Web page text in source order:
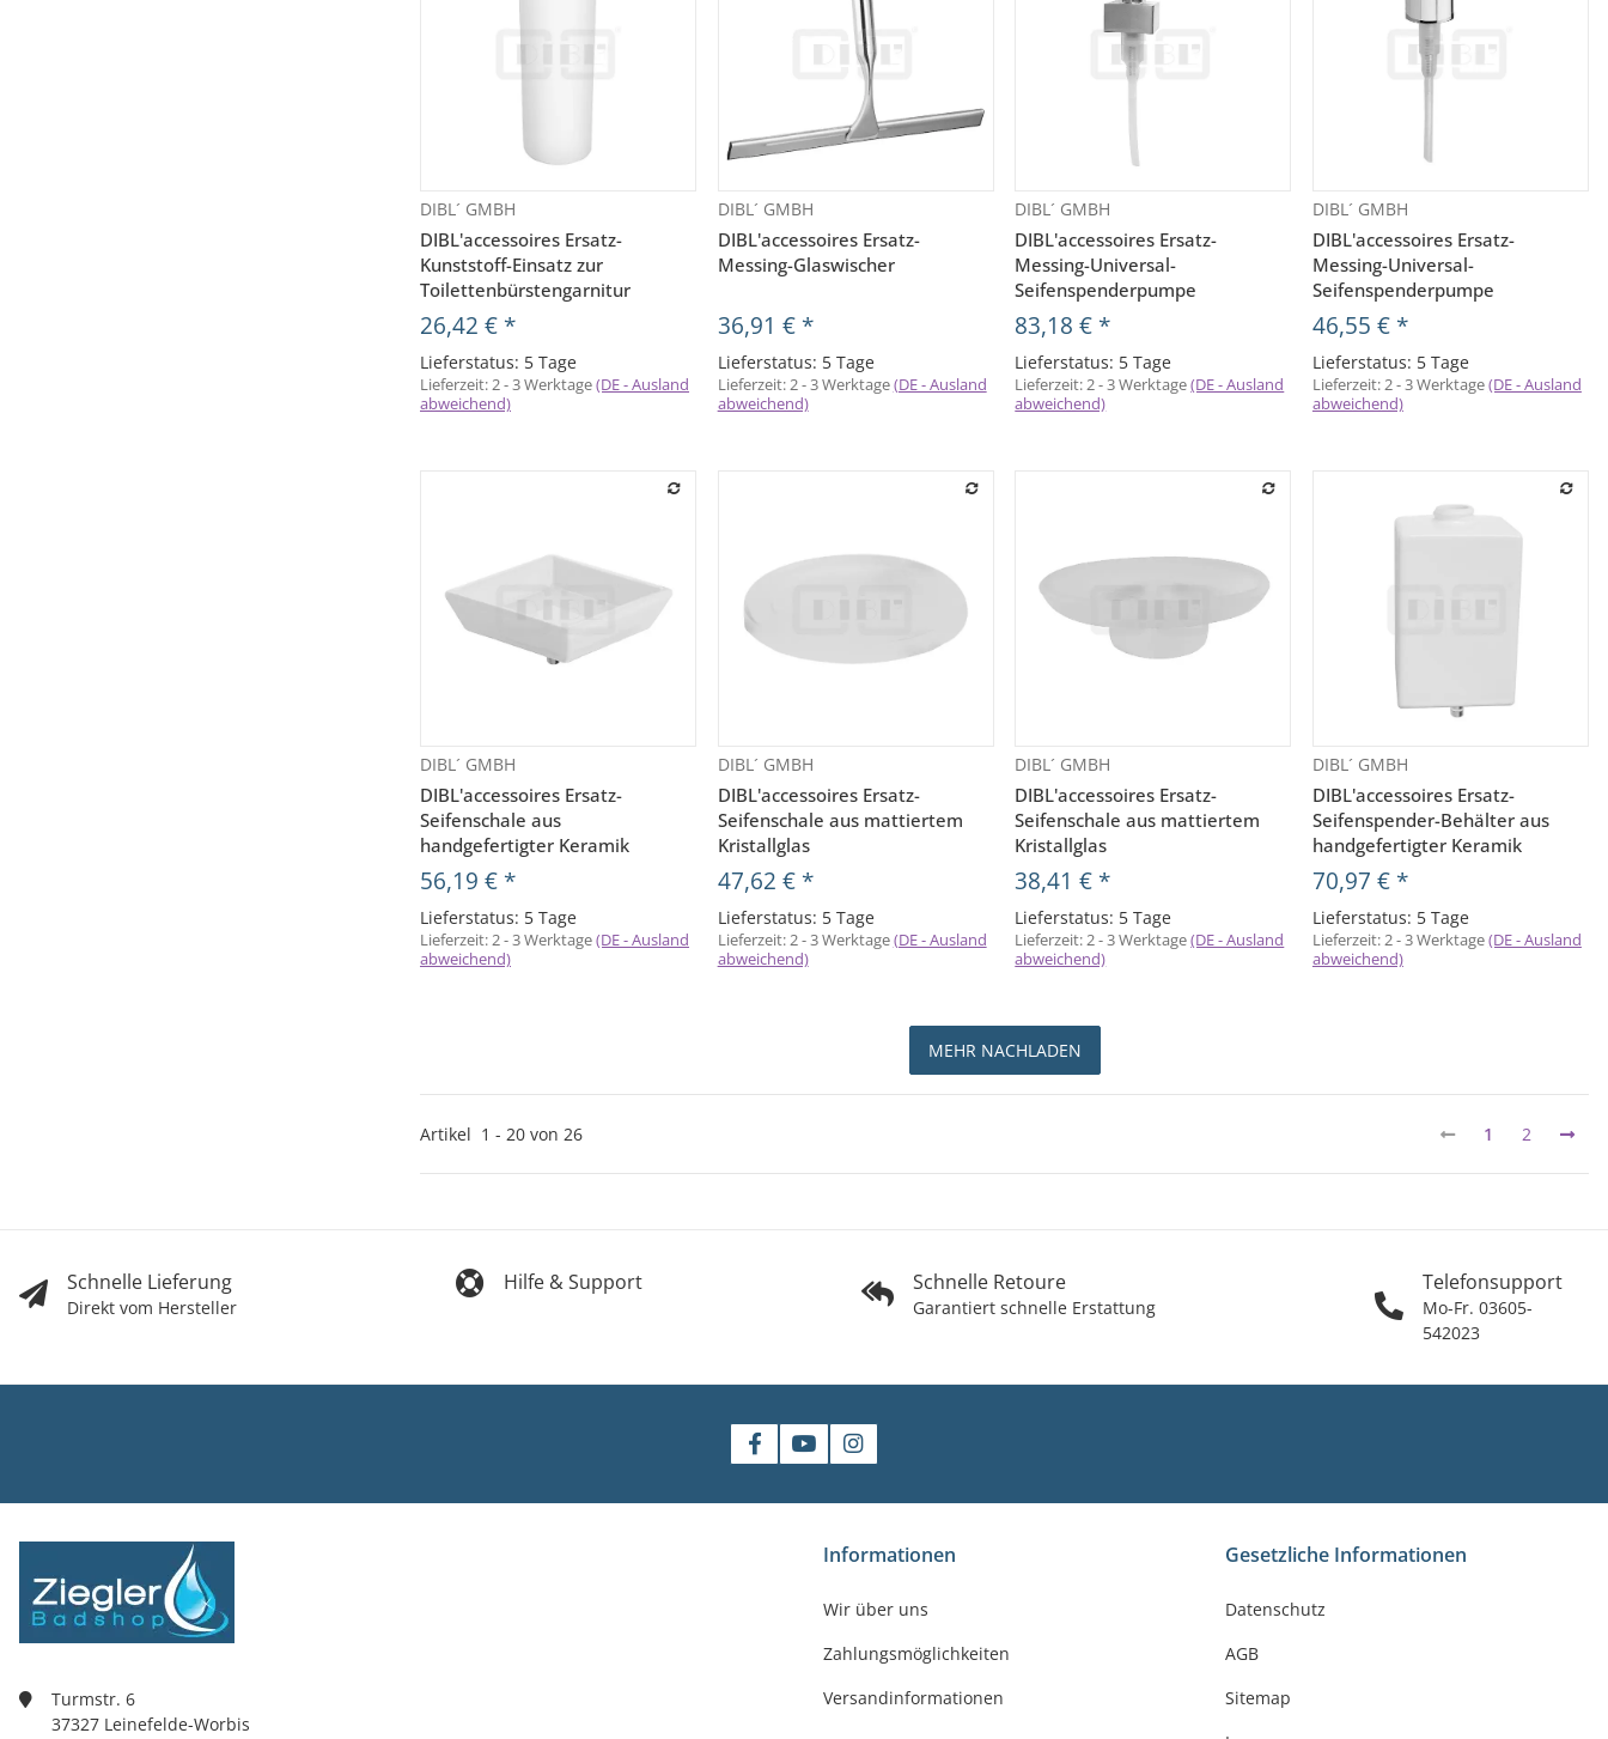
DIBL´ GMBH
DIBL'accessoires Ersatz-
Kunststoff-Einsatz zur
Toilettenbürstengarnitur
26,42 € *
Lieferstatus: 5 Tage
Lieferzeit:2 - 3 Werktage(DE - Ausland
abweichend)
DIBL´ GMBH
DIBL'accessoires Ersatz-
Messing-Glaswischer
36,91 € *
Lieferstatus: 5 Tage
Lieferzeit:2 - 3 Werktage(DE - Ausland
abweichend)
DIBL´ GMBH
DIBL'accessoires Ersatz-
Messing-Universal-
Seifenspenderpumpe
83,18 € *
Lieferstatus: 5 Tage
Lieferzeit:2 - 3 Werktage(DE - Ausland
abweichend)
DIBL´ GMBH
DIBL'accessoires Ersatz-
Messing-Universal-
Seifenspenderpumpe
46,55 € *
Lieferstatus: 5 Tage
Lieferzeit:2 - 3 Werktage(DE - Ausland
abweichend)
DIBL´ GMBH
DIBL'accessoires Ersatz-
Seifenschale aus
handgefertigter Keramik
56,19 € *
Lieferstatus: 5 Tage
Lieferzeit:2 - 3 Werktage(DE - Ausland
abweichend)
DIBL´ GMBH
DIBL'accessoires Ersatz-
Seifenschale aus mattiertem
Kristallglas
47,62 € *
Lieferstatus: 5 Tage
Lieferzeit:2 - 3 Werktage(DE - Ausland
abweichend)
DIBL´ GMBH
DIBL'accessoires Ersatz-
Seifenschale aus mattiertem
Kristallglas
38,41 € *
Lieferstatus: 5 Tage
Lieferzeit:2 - 3 Werktage(DE - Ausland
abweichend)
DIBL´ GMBH
DIBL'accessoires Ersatz-
Seifenspender-Behälter aus
handgefertigter Keramik
70,97 € *
Lieferstatus: 5 Tage
Lieferzeit:2 - 3 Werktage(DE - Ausland
abweichend)
MEHR NACHLADEN
Artikel 1 - 20 von 26 1 2
Schnelle Lieferung
Direkt vom Hersteller
Hilfe & Support Schnelle Retoure
Garantiert schnelle Erstattung
Telefonsupport
Mo-Fr. 03605-
542023
Turmstr. 6
37327 Leinefelde-Worbis
Informationen
Wir über uns
Zahlungsmöglichkeiten
Versandinformationen
Gesetzliche Informationen
Datenschutz
AGB
Sitemap